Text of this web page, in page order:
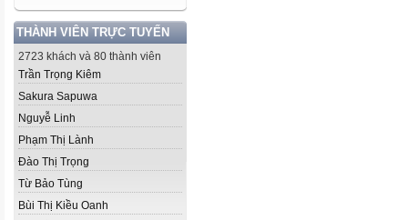
THÀNH VIÊN TRỰC TUYẾN
2723 khách và 80 thành viên
Trần Trọng Kiêm
Sakura Sapuwa
Nguyễ Linh
Phạm Thị Lành
Đào Thị Trọng
Từ Bảo Tùng
Bùi Thị Kiều Oanh